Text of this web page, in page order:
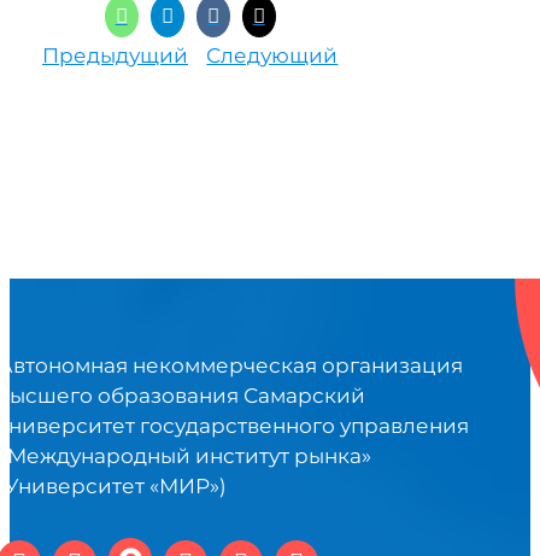
Предыдущий Следующий
некоммерческая организация
образования Самарский
государственного управления
институт рынка»
«МИР»)